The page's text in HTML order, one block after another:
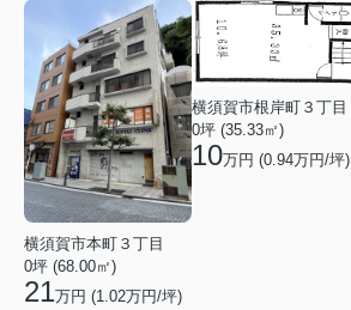
横須賀市本町３丁目
0坪 (68.00㎡)
21万円 (1.02万円/坪)
横須賀市根岸町３丁目
0坪 (35.33㎡)
10万円 (0.94万円/坪)